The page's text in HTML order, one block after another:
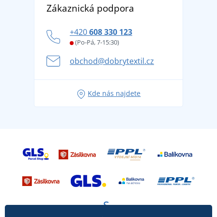
Potisk a výšivka
Věrnostní program BONTIS +
DobrýTextil pro firmy a organizace
tradicí od roku 1976
Letní dobrodružství začíná balením aneb připravte
se na dovolenou bez starostí
Zákaznická podpora
+420608 330 123
(Po-Pá, 7-15:30)
obchod@dobrytextil.cz
Kde nás najdete